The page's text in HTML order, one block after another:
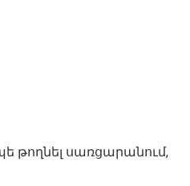
թողնել սառցարանում,